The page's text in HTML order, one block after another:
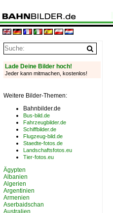
Lade Deine Bilder hoch!
Jeder kann mitmachen, kostenlos!
Weitere Bilder-Themen:
Bahnbilder.de
Bus-bild.de
Fahrzeugbilder.de
Schiffbilder.de
Flugzeug-bild.de
Staedte-fotos.de
Landschaftsfotos.eu
Tier-fotos.eu
Ägypten
Albanien
Algerien
Argentinien
Armenien
Aserbaidschan
Australien